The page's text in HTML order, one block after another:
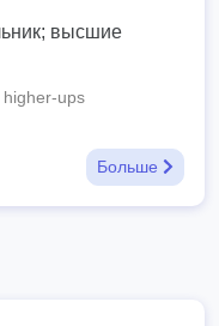
высшие
ups
Больше